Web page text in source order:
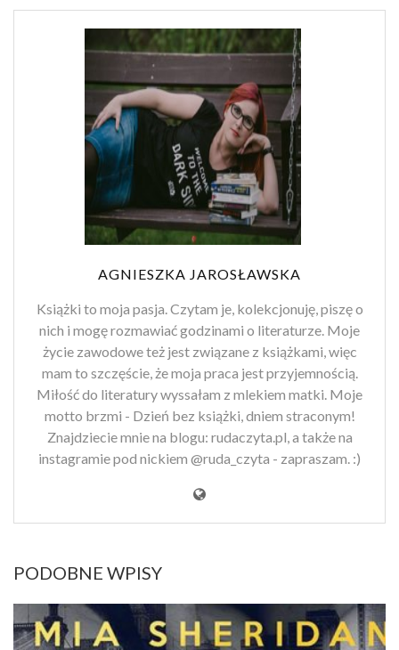
AGNIESZKA JAROSŁAWSKA
Książki to moja pasja. Czytam je, kolekcjonuję, piszę o
nich i mogę rozmawiać godzinami o literaturze. Moje
życie zawodowe też jest związane z książkami, więc
mam to szczęście, że moja praca jest przyjemnością.
Miłość do literatury wyssałam z mlekiem matki. Moje
motto brzmi - Dzień bez książki, dniem straconym!
Znajdziecie mnie na blogu: rudaczyta.pl, a także na
instagramie pod nickiem @ruda_czyta - zapraszam. :)
PODOBNE WPISY